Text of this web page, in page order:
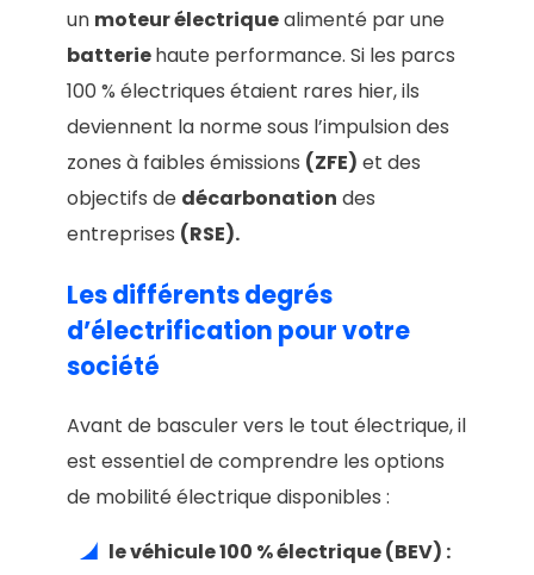
un moteur électriquealimenté par une
batteriehaute performance. Si les parcs
100 % électriques étaient rares hier, ils
deviennent la norme sous l’impulsion des
zones à faibles émissions (ZFE) et des
objectifs de décarbonation des
entreprises (RSE).
Les différents degrés
d’électrification pour votre
société
Avant de basculer vers le tout électrique, il
est essentiel de comprendre les options
de mobilité électrique disponibles :
le véhicule 100 % électrique (BEV) :